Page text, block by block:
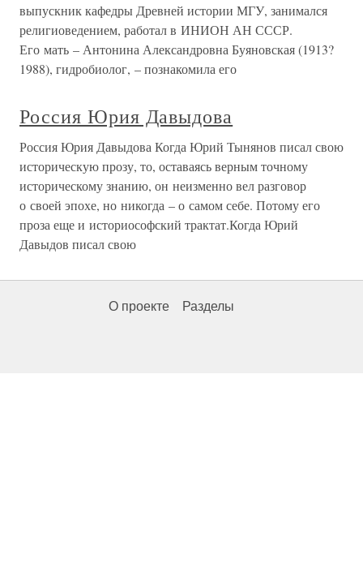
выпускник кафедры Древней истории МГУ, занимался
религиоведением, работал в ИНИОН АН СССР.
Его мать – Антонина Александровна Буяновская (1913?
1988), гидробиолог, – познакомила его
Россия Юрия Давыдова
Россия Юрия Давыдова Когда Юрий Тынянов писал свою
историческую прозу, то, оставаясь верным точному
историческому знанию, он неизменно вел разговор
о своей эпохе, но никогда – о самом себе. Потому его
проза еще и историософский трактат.Когда Юрий
Давыдов писал свою
О проекте Разделы